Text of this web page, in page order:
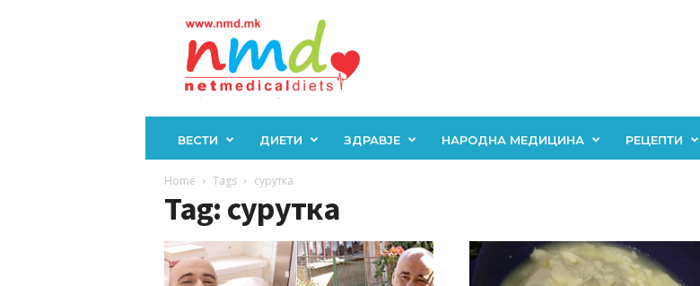
ВЕСТИ ДИЕТИ ЗДРАВЈЕ НАРОДНА МЕДИЦИНА РЕЦЕПТИ
Home Tags сурутка
Tag: сурутка